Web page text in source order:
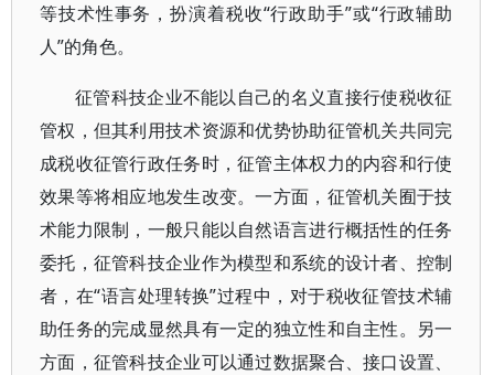
等技术性事务，扮演着税收“行政助手”或“行政辅助
人”的角色。
征管科技企业不能以自己的名义直接行使税收征
管权，但其利用技术资源和优势协助征管机关共同完
成税收征管行政任务时，征管主体权力的内容和行使
效果等将相应地发生改变。一方面，征管机关囿于技
术能力限制，一般只能以自然语言进行概括性的任务
委托，征管科技企业作为模型和系统的设计者、控制
者，在“语言处理转换”过程中，对于税收征管技术辅
助任务的完成显然具有一定的独立性和自主性。另一
方面，征管科技企业可以通过数据聚合、接口设置、